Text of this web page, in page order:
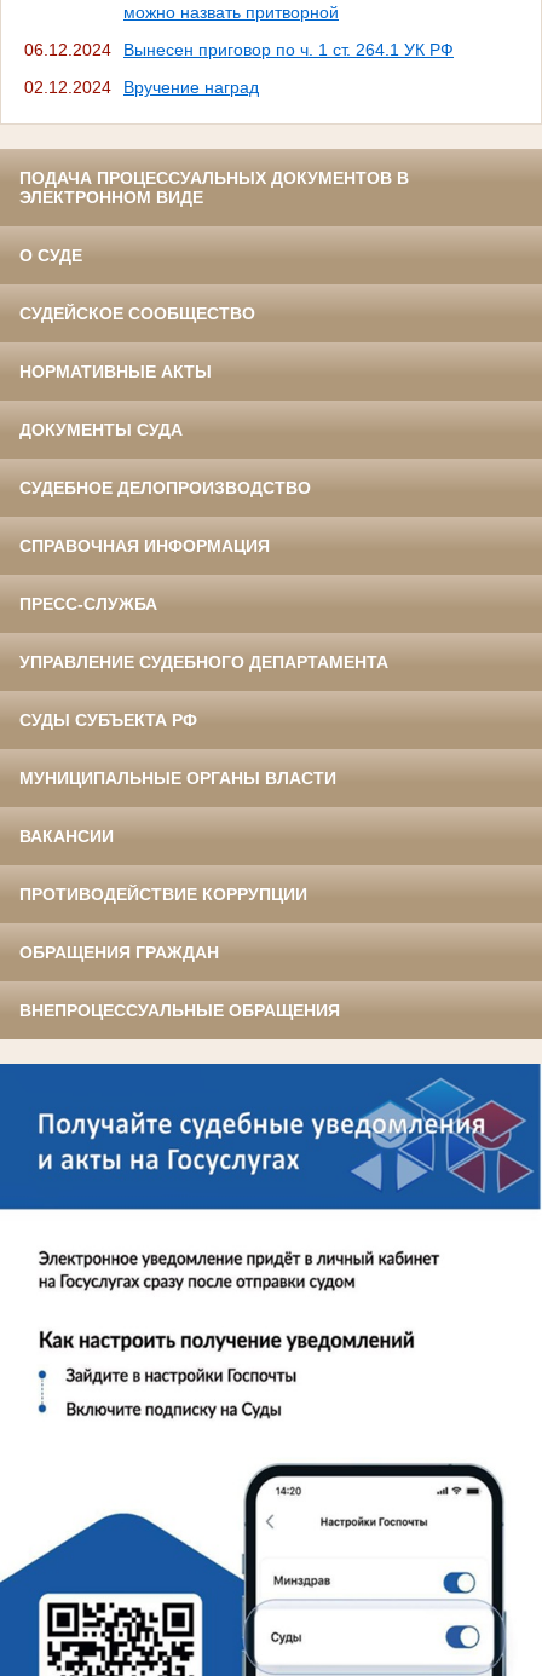
можно назвать притворной
06.12.2024
Вынесен приговор по ч. 1 ст. 264.1 УК РФ
02.12.2024
Вручение наград
ПОДАЧА ПРОЦЕССУАЛЬНЫХ ДОКУМЕНТОВ В
ЭЛЕКТРОННОМ ВИДЕ
О СУДЕ
СУДЕЙСКОЕ СООБЩЕСТВО
НОРМАТИВНЫЕ АКТЫ
ДОКУМЕНТЫ СУДА
СУДЕБНОЕ ДЕЛОПРОИЗВОДСТВО
СПРАВОЧНАЯ ИНФОРМАЦИЯ
ПРЕСС-СЛУЖБА
УПРАВЛЕНИЕ СУДЕБНОГО ДЕПАРТАМЕНТА
СУДЫ СУБЪЕКТА РФ
МУНИЦИПАЛЬНЫЕ ОРГАНЫ ВЛАСТИ
ВАКАНСИИ
ПРОТИВОДЕЙСТВИЕ КОРРУПЦИИ
ОБРАЩЕНИЯ ГРАЖДАН
ВНЕПРОЦЕССУАЛЬНЫЕ ОБРАЩЕНИЯ